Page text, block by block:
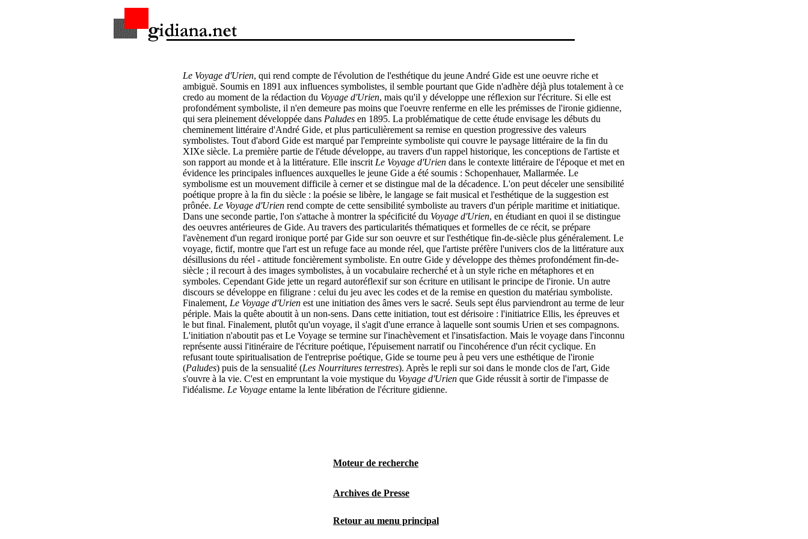
Le Voyage d'Urien, qui rend compte de l'évolution de l'esthétique du jeune André Gide est une oeuvre riche et
ambiguë. Soumis en 1891 aux influences symbolistes, il semble pourtant que Gide n'adhère déjà plus totalement à ce
credo au moment de la rédaction du Voyage d'Urien, mais qu'il y développe une réflexion sur l'écriture. Si elle est
profondément symboliste, il n'en demeure pas moins que l'oeuvre renferme en elle les prémisses de l'ironie gidienne,
qui sera pleinement développée dans Paludes en 1895. La problématique de cette étude envisage les débuts du
cheminement littéraire d'André Gide, et plus particulièrement sa remise en question progressive des valeurs
symbolistes. Tout d'abord Gide est marqué par l'empreinte symboliste qui couvre le paysage littéraire de la fin du
XIXe siècle. La première partie de l'étude développe, au travers d'un rappel historique, les conceptions de l'artiste et
son rapport au monde et à la littérature. Elle inscrit Le Voyage d'Urien dans le contexte littéraire de l'époque et met en
évidence les principales influences auxquelles le jeune Gide a été soumis : Schopenhauer, Mallarmée. Le
symbolisme est un mouvement difficile à cerner et se distingue mal de la décadence. L'on peut déceler une sensibilité
poétique propre à la fin du siècle : la poésie se libère, le langage se fait musical et l'esthétique de la suggestion est
prônée. Le Voyage d'Urien rend compte de cette sensibilité symboliste au travers d'un périple maritime et initiatique.
Dans une seconde partie, l'on s'attache à montrer la spécificité du Voyage d'Urien, en étudiant en quoi il se distingue
des oeuvres antérieures de Gide. Au travers des particularités thématiques et formelles de ce récit, se prépare
l'avènement d'un regard ironique porté par Gide sur son oeuvre et sur l'esthétique fin-de-siècle plus généralement. Le
voyage, fictif, montre que l'art est un refuge face au monde réel, que l'artiste préfère l'univers clos de la littérature aux
désillusions du réel - attitude foncièrement symboliste. En outre Gide y développe des thèmes profondément fin-de-
siècle ; il recourt à des images symbolistes, à un vocabulaire recherché et à un style riche en métaphores et en
symboles. Cependant Gide jette un regard autoréflexif sur son écriture en utilisant le principe de l'ironie. Un autre
discours se développe en filigrane : celui du jeu avec les codes et de la remise en question du matériau symboliste.
Finalement, Le Voyage d'Urien est une initiation des âmes vers le sacré. Seuls sept élus parviendront au terme de leur
périple. Mais la quête aboutit à un non-sens. Dans cette initiation, tout est dérisoire : l'initiatrice Ellis, les épreuves et
le but final. Finalement, plutôt qu'un voyage, il s'agit d'une errance à laquelle sont soumis Urien et ses compagnons.
L'initiation n'aboutit pas et Le Voyage se termine sur l'inachèvement et l'insatisfaction. Mais le voyage dans l'inconnu
représente aussi l'itinéraire de l'écriture poétique, l'épuisement narratif ou l'incohérence d'un récit cyclique. En
refusant toute spiritualisation de l'entreprise poétique, Gide se tourne peu à peu vers une esthétique de l'ironie
(Paludes) puis de la sensualité (Les Nourritures terrestres). Après le repli sur soi dans le monde clos de l'art, Gide
s'ouvre à la vie. C'est en empruntant la voie mystique du Voyage d'Urien que Gide réussit à sortir de l'impasse de
l'idéalisme. Le Voyage entame la lente libération de l'écriture gidienne.
Moteur de recherche
Archives de Presse
Retour au menu principal